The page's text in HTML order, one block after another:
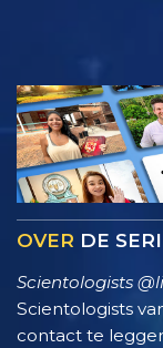
OVER DE
Scientologists
Scientologists
contact te